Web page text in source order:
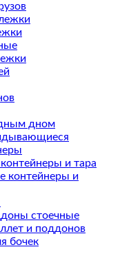
дном
и тара
контейнеры и
стоечные
и поддонов
бочек